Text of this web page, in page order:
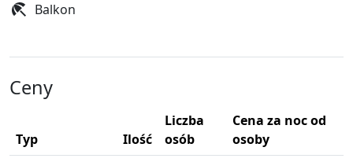
Balkon
Ceny
Typ Ilość
Liczba
osób
Cena za noc od
osoby